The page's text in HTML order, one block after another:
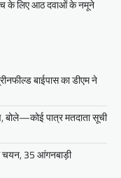
के लिए आठ दवाओं के नमूने
बाईपास का डीएम ने
बोले—कोई पात्र मतदाता सूची
चयन, 35 आंगनबाड़ी